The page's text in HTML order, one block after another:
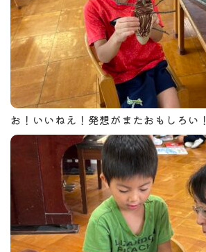
お！いいねえ！発想がまたおもしろい！